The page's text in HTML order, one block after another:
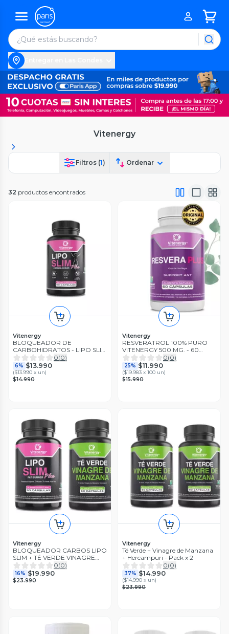
Vitenergy
Filtros (1) Ordenar
32 productos encontrados
Vitenergy
BLOQUEADOR DE
CARBOHIDRATOS - LIPO SLIM
PLUS - CONTROL PESO -
REGULADOR TRÁNSITO
0(0)
6% $13.990
($13.990 x un)
$14.990
Vitenergy
RESVERATROL 100% PURO
VITENERGY 500 MG. - 60
CÁPSULAS VCAPS
0(0)
25% $11.990
($19.983 x 100 un)
$15.990
Vitenergy
BLOQUEADOR CARBOS LIPO
SLIM + TÉ VERDE VINAGRE
MANZANA | VITENERGY- PACK
0(0)
16% $19.990
$23.990
Vitenergy
Té Verde + Vinagre de Manzana
+ Hercampuri - Pack x 2
0(0)
37% $14.990
($14.990 x un)
$23.990